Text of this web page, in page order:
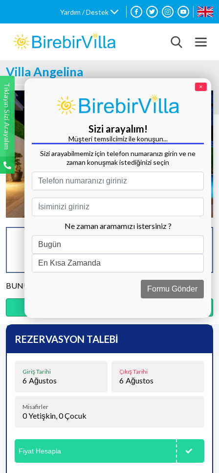
Yardım / Destek
Villa Angelina
Tüm Fotoğrafları Göster
KAPASİTE
8 KİŞİ
BANYO & WC
4 ADET
YATAK ODASI
BUNU PAYLAŞ
REZERVASYON TALEBİ
Giriş Tarihi
6 Ağustos
Çıkış Tarihi
6 Ağustos
Misafirler
0Yetişkin,0Çocuk
Fiyat Hesapla
Tıklayın Sizi Arayalım ×
Sizi arayalım!
Müşteri temsilcimiz ile konuşun...
Sizi arayabilmemiz için telefon numaranızı girin ve ne
zaman konuşmak istediğinizi seçin
Ne zaman aramamızı istersiniz ?
Formu Gönder